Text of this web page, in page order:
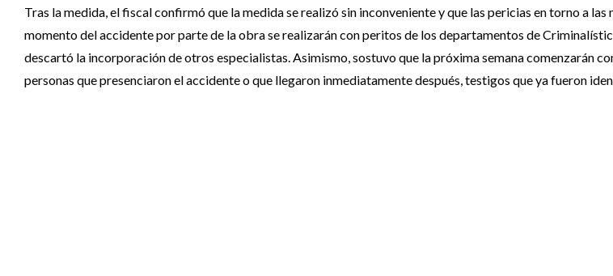
Tras la medida, el fiscal confirmó que la medida se realizó sin inconveniente y que las pericias en torno a las
momento del accidente por parte de la obra se realizarán con peritos de los departamentos de
descartó la incorporación de otros especialistas. Asimismo, sostuvo que la próxima semana comenzarán
personas que presenciaron el accidente o que llegaron inmediatamente después, testigos que ya fueron